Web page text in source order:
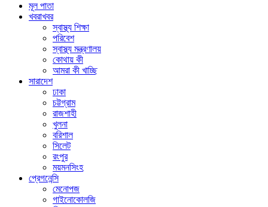
মূল পাতা
খবরাখবর
স্বাস্থ্য শিক্ষা
পরিবেশ
স্বাস্থ্য মন্ত্রণালয়
কোথায় কী
আমরা কী খাচ্ছি
সারাদেশ
ঢাকা
চট্টগ্রাম
রাজশাহী
খুলনা
বরিশাল
সিলেট
রংপুর
ময়মনসিংহ
প্রেগনেন্সি
মেনোপজ
গাইনোকোলজি